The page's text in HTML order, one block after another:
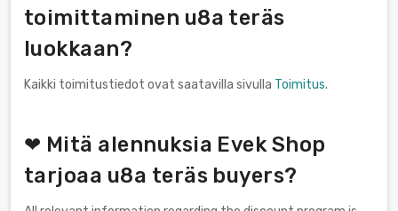
toimittaminen u8a teräs
luokkaan?
Kaikki toimitustiedot ovat saatavilla sivulla Toimitus.
❤ Mitä alennuksia Evek Shop
tarjoaa u8a teräs buyers?